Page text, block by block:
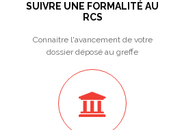
SUIVRE UNE FORMALITÉ AU
RCS
Connaitre l'avancement de votre
dossier déposé au greffe